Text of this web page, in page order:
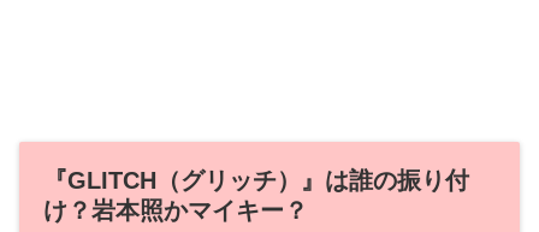
『GLITCH（グリッチ）』は誰の振り付
け？岩本照かマイキー？